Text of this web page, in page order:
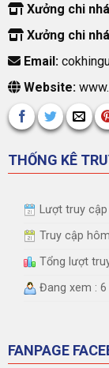
Xưởng chi
Xưởng chi
Email:
Website:
THỐNG KÊ
Lượt truy
Truy cập
Tổng lượt
Đang xem : 6
FANPAGE